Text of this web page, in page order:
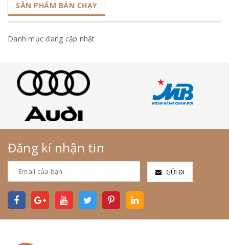
SẢN PHẨM BÁN CHẠY
Danh mục đang cập nhật
Đăng kí nhận tin
GỬI ĐI